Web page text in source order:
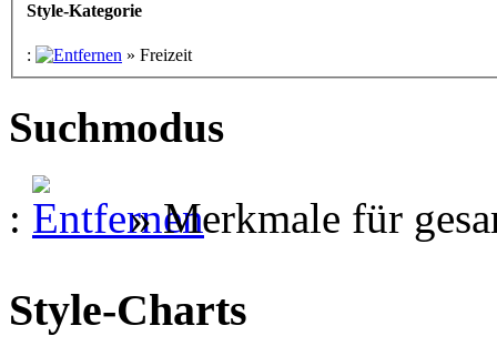
Style-Kategorie
: » Freizeit
Suchmodus
:
»Merkmale für
Style-Charts